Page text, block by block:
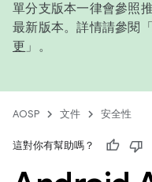
單分支版本一律會參照
最新版本。詳情請參閱「
更 」。
AOSP 文件 安全性
這對你有幫助嗎？